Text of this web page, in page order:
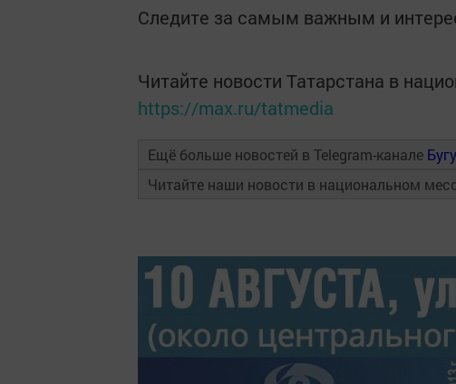
Следите за самым важным и
Читайте новости Татарстана в
https://max.ru/tatmedia
Ещё больше новостей в Telegram-канале
Читайте наши новости в национальном